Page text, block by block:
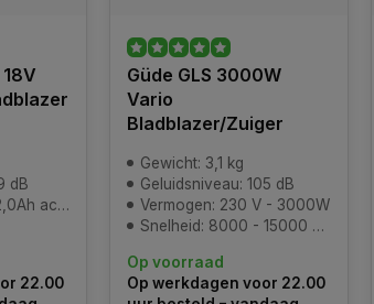
dB
inbegrepen)
22.00
Güde GLS 3000W
Vario
Bladblazer/Zuiger
Gewicht: 3,1 kg
Geluidsniveau: 105 dB
Vermogen: 230 V - 3000W
Snelheid: 8000 - 15000 min^-1
Op voorraad
Op werkdagen voor 22.00